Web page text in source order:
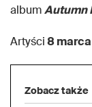
albumAutumn
Artyści8
Zobacz także